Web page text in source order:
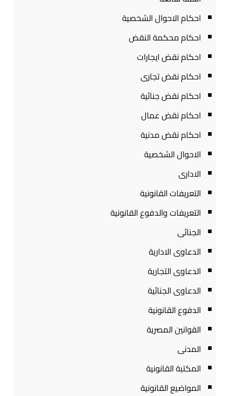
احكام الاحوال الشخصية
احكام محكمة النقض
احكام نقض ايجارات
احكام نقض تجارى
احكام نقض جنائية
احكام نقض عمال
احكام نقض مدنية
الاحوال الشخصية
الادارى
التعريفات القانونية
التعريفات والدفوع القانونية
الجنائى
الدعاوى الادارية
الدعاوى التجارية
الدعاوى الجنائية
الدفوع القانونية
القوانين المصرية
المدنى
المكتبة القانونية
المواضيع القانونية